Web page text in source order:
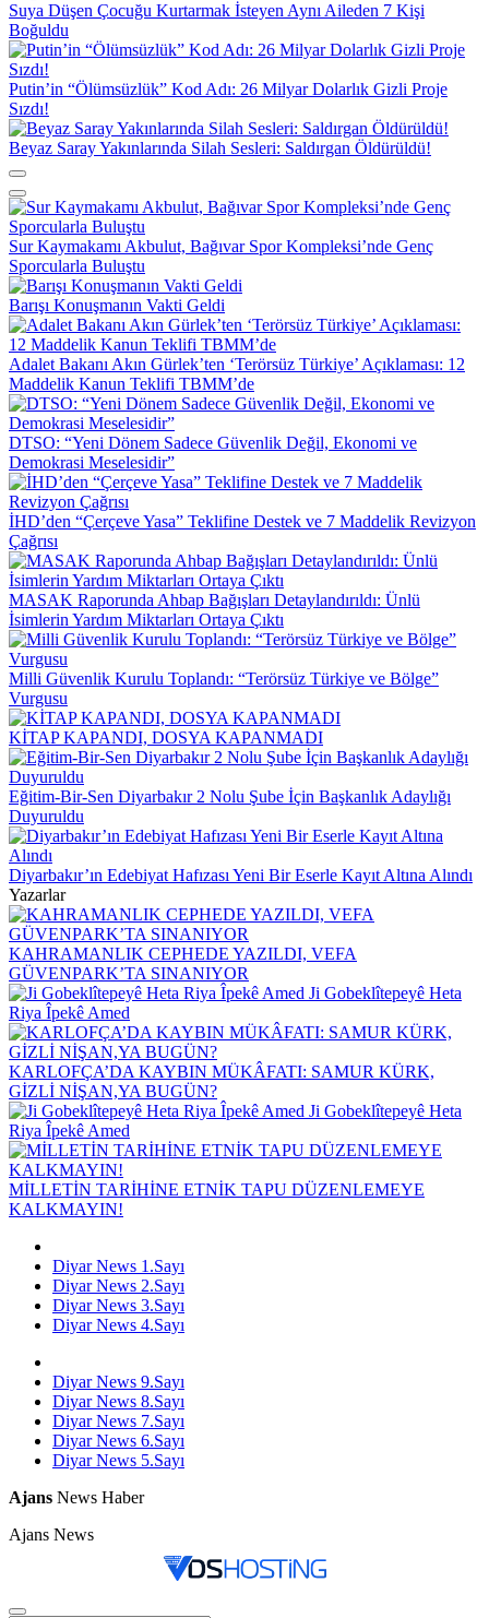
Suya Düşen Çocuğu Kurtarmak İsteyen Aynı Aileden 7 Kişi
Boğuldu
Putin’in “Ölümsüzlük” Kod Adı: 26 Milyar Dolarlık Gizli Proje
Sızdı!
Beyaz Saray Yakınlarında Silah Sesleri: Saldırgan Öldürüldü!
Sur Kaymakamı Akbulut, Bağıvar Spor Kompleksi’nde Genç
Sporcularla Buluştu
Barışı Konuşmanın Vakti Geldi
Adalet Bakanı Akın Gürlek’ten ‘Terörsüz Türkiye’ Açıklaması: 12
Maddelik Kanun Teklifi TBMM’de
DTSO: “Yeni Dönem Sadece Güvenlik Değil, Ekonomi ve
Demokrasi Meselesidir”
İHD’den “Çerçeve Yasa” Teklifine Destek ve 7 Maddelik Revizyon
Çağrısı
MASAK Raporunda Ahbap Bağışları Detaylandırıldı: Ünlü
İsimlerin Yardım Miktarları Ortaya Çıktı
Milli Güvenlik Kurulu Toplandı: “Terörsüz Türkiye ve Bölge”
Vurgusu
KİTAP KAPANDI, DOSYA KAPANMADI
Eğitim-Bir-Sen Diyarbakır 2 Nolu Şube İçin Başkanlık Adaylığı
Duyuruldu
Diyarbakır’ın Edebiyat Hafızası Yeni Bir Eserle Kayıt Altına Alındı
Yazarlar
KAHRAMANLIK CEPHEDE YAZILDI, VEFA
GÜVENPARK’TA SINANIYOR
Ji Gobeklîtepeyê Heta
Riya Îpekê Amed
KARLOFÇA’DA KAYBIN MÜKÂFATI: SAMUR KÜRK,
GİZLİ NİŞAN,YA BUGÜN?
Ji Gobeklîtepeyê Heta
Riya Îpekê Amed
MİLLETİN TARİHİNE ETNİK TAPU DÜZENLEMEYE
KALKMAYIN!
Diyar News 1.Sayı
Diyar News 2.Sayı
Diyar News 3.Sayı
Diyar News 4.Sayı
Diyar News 9.Sayı
Diyar News 8.Sayı
Diyar News 7.Sayı
Diyar News 6.Sayı
Diyar News 5.Sayı
Ajans News Haber
Ajans News